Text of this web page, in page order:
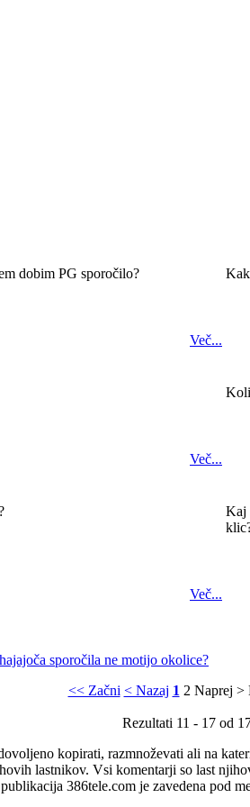
dobim PG sporočilo?
Več...
Več...
Kaj
Več...
sporočila ne motijo okolice?
<< Začni < Nazaj 1 2 Naprej >
Rezultati 11 - 17 od
kopirati, razmnoževati ali na
lastnikov. Vsi komentarji so last
386tele.com je zavedena pod